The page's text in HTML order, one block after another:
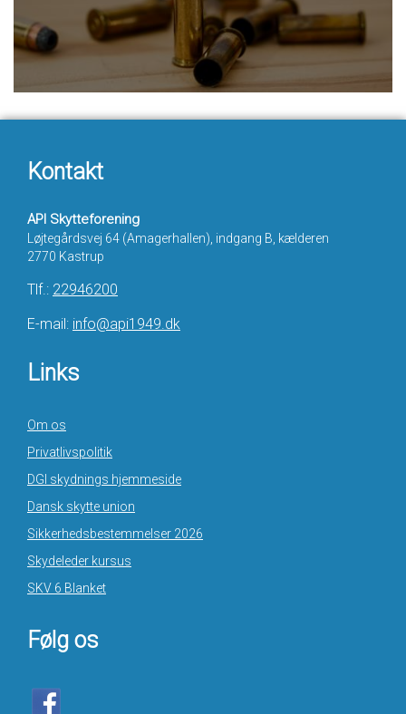
Kontakt
API Skytteforening
Løjtegårdsvej 64 (Amagerhallen), indgang B, kælderen
2770 Kastrup
Tlf.: 22946200
E-mail: info@api1949.dk
Links
Om os
Privatlivspolitik
DGI skydnings hjemmeside
Dansk skytte union
Sikkerhedsbestemmelser 2026
Skydeleder kursus
SKV 6 Blanket
Følg os